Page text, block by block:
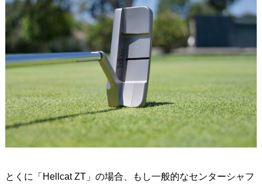
とくに「Hellcat ZT」の場合、もし一般的なセンターシャフ